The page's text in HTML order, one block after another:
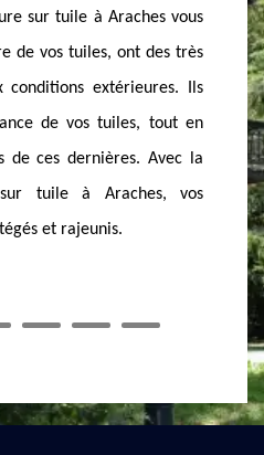
couvreur à Araches peut
domaines concernant la
Outre la peinture toiture,
Araches est également en
et les traitements dont
prévenir sa détérioration
ses performances et
et toit
dont
projet.
un